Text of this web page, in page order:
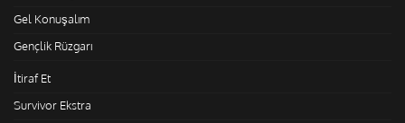
Gel Konuşalım
Gençlik Rüzgarı
İtiraf Et
Survivor Ekstra